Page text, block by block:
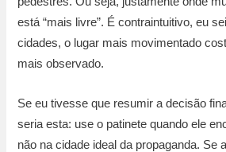
está “mais livre”. É contraintuitivo, eu
cidades, o lugar mais movimentado
mais observado.
Se eu tivesse que resumir a decisão
seria esta: use o patinete quando ele
não na cidade ideal da propaganda. Se